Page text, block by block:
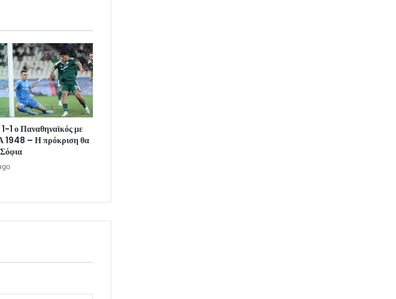
1 ο Παναθηναϊκός με
1948 – Η πρόκριση θα